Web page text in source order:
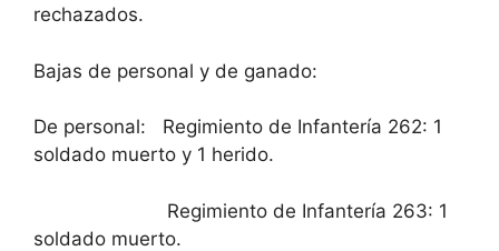
rechazados.
Bajas de personal y de ganado:
De personal: Regimiento de Infantería 262: 1
soldado muerto y 1 herido.
Regimiento de Infantería 263: 1
soldado muerto.